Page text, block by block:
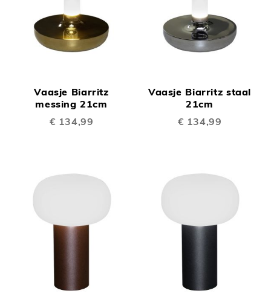
Vaasje Biarritz
messing 21cm
€ 134,99
Vaasje Biarritz staal
21cm
€ 134,99